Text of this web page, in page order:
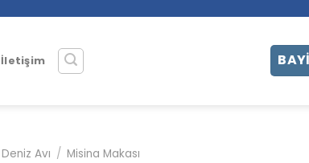
İletişim
Deniz Avı / Misina Makası